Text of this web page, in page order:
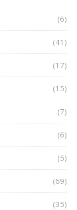
(6)
(41)
(17)
(15)
(7)
(6)
(5)
(69)
(35)